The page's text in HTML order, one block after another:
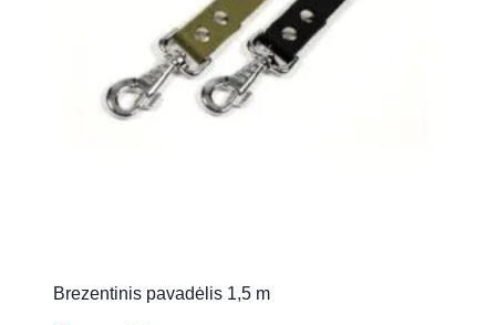
Brezentinis pavadėlis 1,5 m